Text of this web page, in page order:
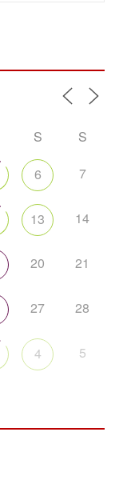
S S
6 7
13 14
20 21
27 28
4 5